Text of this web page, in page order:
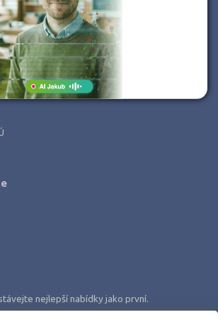
nejlepší nabídky jako první.